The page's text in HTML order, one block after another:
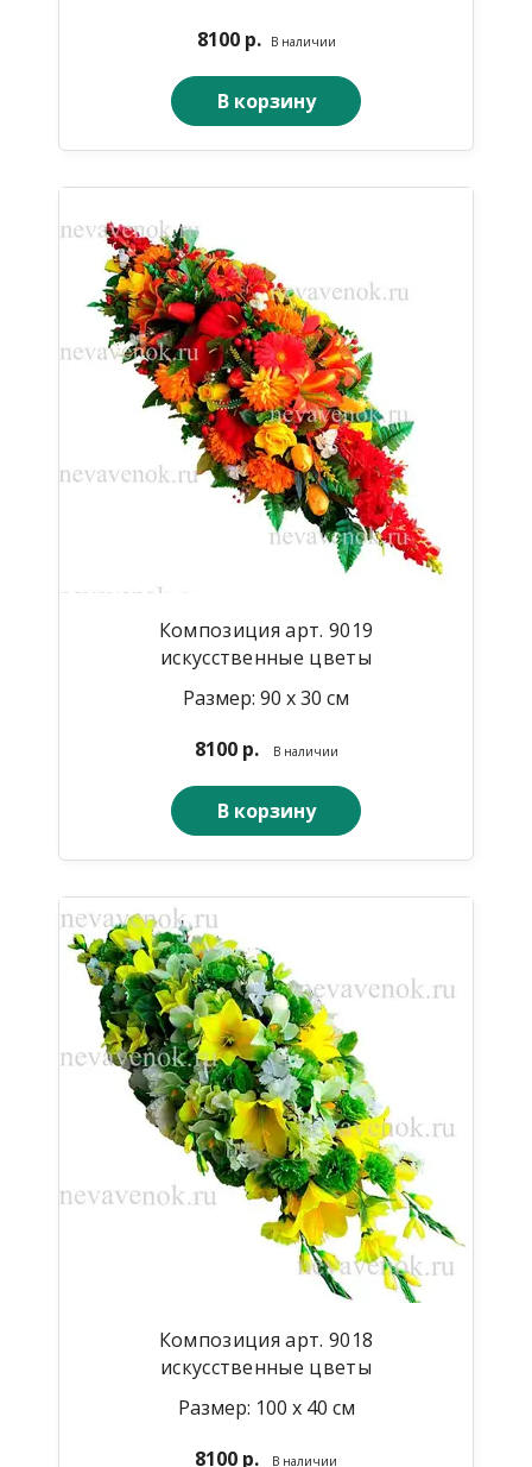
8100 р.
В наличии
В корзину
Композиция арт. 9019
искусственные цветы
Размер: 90 х 30 см
8100 р.
В наличии
В корзину
Композиция арт. 9018
искусственные цветы
Размер: 100 х 40 см
8100 р.
В наличии